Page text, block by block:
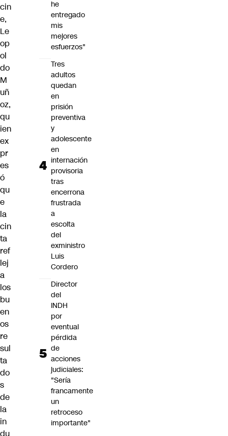
cin
e,
Le
op
ol
do
M
uñ
oz,
qu
ien
ex
pr
es
ó
qu
e
la
cin
ta
ref
lej
a
los
bu
en
os
re
sul
ta
do
s
de
la
in
du
he
entregado
mis
mejores
esfuerzos"
Tres
adultos
quedan
en
prisión
preventiva
y
adolescente
en
internación
provisoria
tras
encerrona
frustrada
a
escolta
del
exministro
Luis
Cordero
Director
del
INDH
por
eventual
pérdida
de
acciones
judiciales:
"Sería
francamente
un
retroceso
importante"